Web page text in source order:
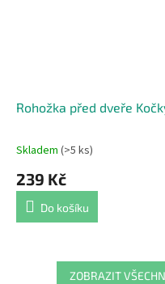
Rohožka před dveře
Průměrné
produktu
5,0
hvězdiček.
Skladem (>5 ks)
239 Kč
Do košíku
ZOBRAZIT